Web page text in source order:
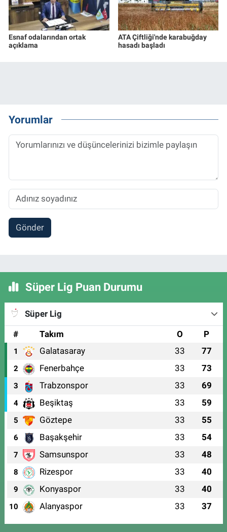
Esnaf odalarından ortak
açıklama
ATA Çiftliği'nde karabuğday
hasadı başladı
Yorumlar
Gönder
Süper Lig Puan Durumu
Süper Lig
#
Takım O P
1 Galatasaray 33 77
2 Fenerbahçe 33 73
3 Trabzonspor 33 69
4 Beşiktaş 33 59
5 Göztepe 33 55
6 Başakşehir 33 54
7 Samsunspor 33 48
8 Rizespor 33 40
9 Konyaspor 33 40
10 Alanyaspor 33 37